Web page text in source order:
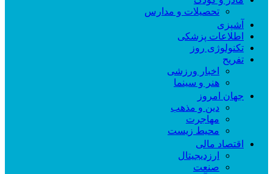
تحصیلات و مدارس
آشپزی
اطلاعات پزشکی
تکنولوژی روز
تفریح
اخبار ورزشی
هنر و سینما
جهان امروز
دین و مذهب
مهاجرت
محیط زیست
اقتصاد مالی
ارزدیجیتال
صنعت